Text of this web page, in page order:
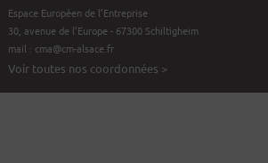
Espace Européen de l’Entreprise
30, avenue de l’Europe - 67300 Schiltigheim
mail : cma@cm-alsace.fr
Voir toutes nos coordonnées >